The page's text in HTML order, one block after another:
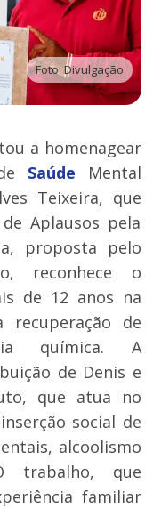
Foto: Divulgação
a homenagear
Saúde Mental
Teixeira, que
Aplausos pela
proposta pelo
reconhece o
de 12 anos na
de
química. A
de Denis e
que atua no
social de
alcoolismo
trabalho, que
familiar